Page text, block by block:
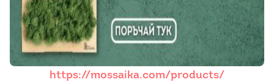
https://mossaika.com/products/